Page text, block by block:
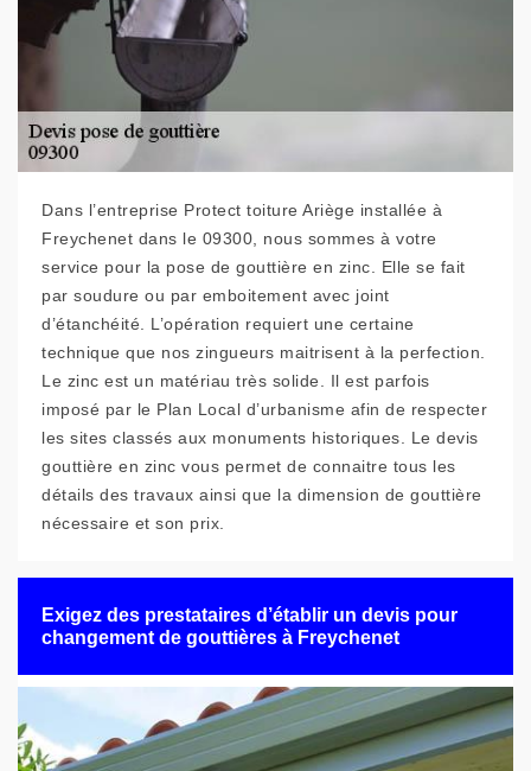
Dans l’entreprise Protect toiture Ariège installée à
Freychenet dans le 09300, nous sommes à votre
service pour la pose de gouttière en zinc. Elle se fait
par soudure ou par emboitement avec joint
d’étanchéité. L’opération requiert une certaine
technique que nos zingueurs maitrisent à la perfection.
Le zinc est un matériau très solide. Il est parfois
imposé par le Plan Local d’urbanisme afin de respecter
les sites classés aux monuments historiques. Le devis
gouttière en zinc vous permet de connaitre tous les
détails des travaux ainsi que la dimension de gouttière
nécessaire et son prix.
Exigez des prestataires d’établir un devis pour
changement de gouttières à Freychenet